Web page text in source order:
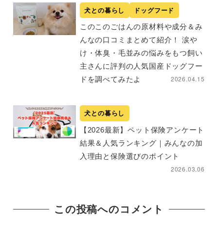
犬との暮らし ドッグフード
このこのごはんの原材料や成分＆み
んなの口コミまとめて紹介！ 涙や
け・体臭・毛並みの悩みをもつ飼い
主さんに評判の人気国産ドッグフー
ドを調べてみたよ
2026.04.15
犬との暮らし
【2026最新】ペット保険アンケート
結果＆人気ランキング｜みんなの加
入理由と保険選びのポイント
2026.03.06
この投稿へのコメント